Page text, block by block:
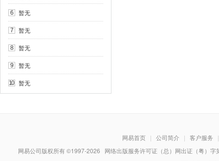
6 暂无
7 暂无
8 暂无
9 暂无
10 暂无
网易首页 | 公司简介 | 客户服务
|
网易公司版权所有 ©1997-2026 网络出版服务许可证（总）网出证（粤）